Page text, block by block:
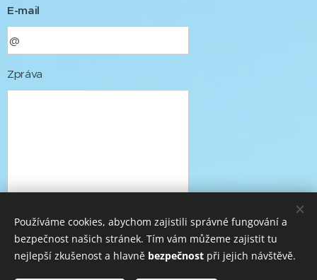
E-mail
Zpráva
Odeslat
Používáme cookies, abychom zajistili správné fungování a
bezpečnost našich stránek. Tím vám můžeme zajistit tu
nejlepší zkušenost a hlavně bezpečnost při jejich návštěvě.